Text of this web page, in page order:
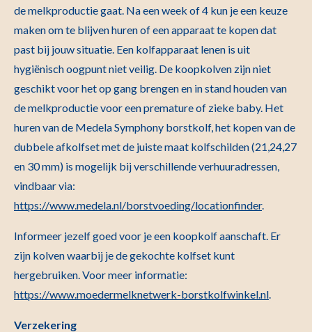
de melkproductie gaat. Na een week of 4 kun je een keuze
maken om te blijven huren of een apparaat te kopen dat
past bij jouw situatie. Een kolfapparaat lenen is uit
hygiënisch oogpunt niet veilig. De koopkolven zijn niet
geschikt voor het op gang brengen en in stand houden van
de melkproductie voor een premature of zieke baby. Het
huren van de Medela Symphony borstkolf, het kopen van de
dubbele afkolfset met de juiste maat kolfschilden (21,24,27
en 30 mm) is mogelijk bij verschillende verhuuradressen,
vindbaar via:
https://www.medela.nl/borstvoeding/locationfinder.
Informeer jezelf goed voor je een koopkolf aanschaft. Er
zijn kolven waarbij je de gekochte kolfset kunt
hergebruiken. Voor meer informatie:
https://www.moedermelknetwerk-borstkolfwinkel.nl.
Verzekering